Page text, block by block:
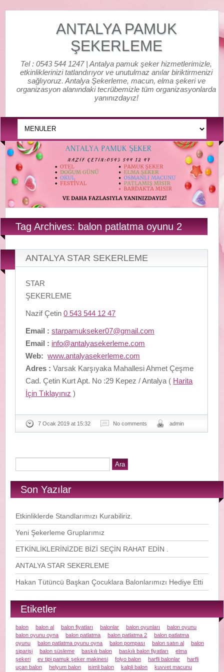
ANTALYA PAMUK
ŞEKERLEME
Tel : 0543 544 1247 | Antalya pamuk şeker hizmetlerimizle,
etkinliklerinizi tatlandırıyor ve unutulmaz anılar biriktirmenizi
sağlıyoruz. Antalya Şekerleme, macun, elma şekeri ve
organizasyon alanındaki tecrübemizle tüm organizasyonlarda
yanınızdayız!
Tag Archives: balon patlatma oyunu 2
ANTALYA STAR SEKERLEME
STAR
ŞEKERLEME
Nazif Çetin0 543 544 12 47
Email : starpamukseker07@gmail.com
Email : info@antalyasekerleme.com
Web: www.antalyasekerleme.com
Adres : Varsak Karşıyaka Mahallesi Ahmet Çeşme
Cad. Çetin Kurt Apt. No :29 Kepez / Antalya ( Harita
İçin Tıklayınız )
7 Ocak 2019 at 15:32 No comments admin
Son Yazılar
Etkinliklerde Standlarımızı Kurabiliriz.
Yeni Şekerleme Gruplarımız
ETKİNLİKLERİNİZDE BİZİ SEÇİN RAHAT EDİN .
ANTALYA STAR SEKERLEME
Hakan Tütüncü Başkan Çocuklara Balonlarımızı Hediye Etti
Etiketler
balon balon al balon fiyatları balonlar balon oyunları
balon oyunu
balon oyunu oyna
balon patlatma balon patlatma 2
balon patlatma
oyunu
balon patlatma oyunu oyna balon pompası balon satın al
balon
siparişi
balon süsleme baskılı balon baskılı balon fiyatları
elma
şekeri
ev tipi pamuk şeker makinesi folyo balon harfli balonlar
harfli
uçan balon
helyum balon isimli balon kalpli balon
kuvvet macunu